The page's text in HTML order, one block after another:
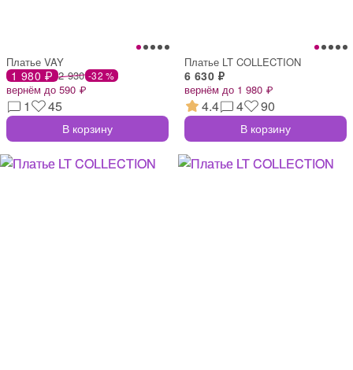
Платье VAY
1 980 ₽ 2 930 -32 %
вернём до 590 ₽
1 45
В корзину
Платье LT COLLECTION
6 630 ₽
вернём до 1 980 ₽
4.4 4 90
В корзину